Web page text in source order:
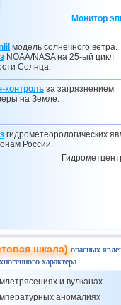
Монитор
модель солнечного ветра.
NOAA/NASA на 25-ый цикл
Солнца.
контроль за загрязнением
на Земле.
гидрометеорологических
России.
шкала)опасных
характера
и вулканах
аномалиях